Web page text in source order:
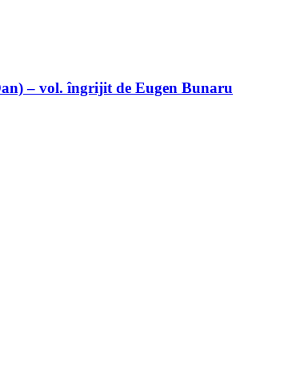
– vol. îngrijit de Eugen Bunaru